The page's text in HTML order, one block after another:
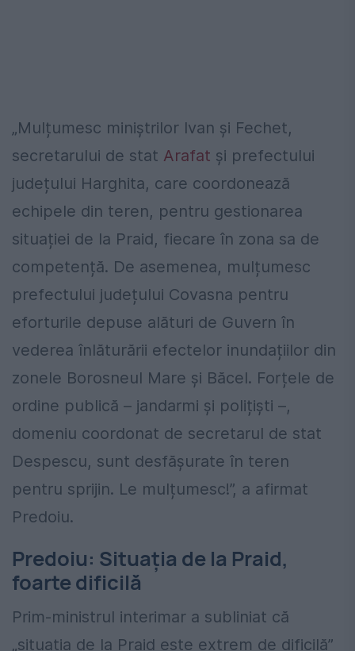
„Mulțumesc miniștrilor Ivan și Fechet,
secretarului de stat Arafat și prefectului
județului Harghita, care coordonează
echipele din teren, pentru gestionarea
situației de la Praid, fiecare în zona sa de
competență. De asemenea, mulțumesc
prefectului județului Covasna pentru
eforturile depuse alături de Guvern în
vederea înlăturării efectelor inundațiilor din
zonele Borosneul Mare și Băcel. Forțele de
ordine publică – jandarmi și polițiști –,
domeniu coordonat de secretarul de stat
Despescu, sunt desfășurate în teren
pentru sprijin. Le mulțumesc!”, a afirmat
Predoiu.
Predoiu: Situația de la Praid,
foarte dificilă
Prim-ministrul interimar a subliniat că
„situația de la Praid este extrem de dificilă”